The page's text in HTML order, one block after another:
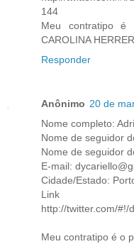
144
Meu contratipo
CAROLINA
Responder
Anônimo 20 de
Nome completo:
Nome de seguidor
Nome de seguidor
E-mail:
Cidade/Estado:
http://twitter.com/#!/
Meu contratipo é o